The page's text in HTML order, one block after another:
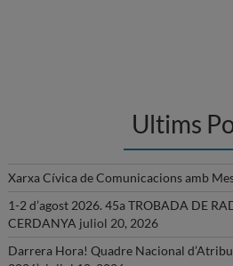
Ultims
Xarxa Cívica de Comunicacions amb
1-2 d’agost 2026. 45a TROBADA DE
CERDANYA juliol 20, 2026
Darrera Hora! Quadre Nacional